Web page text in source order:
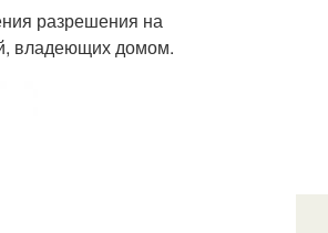
разрешения на
владеющих домом.